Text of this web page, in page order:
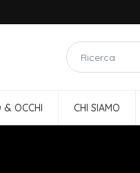
& OCCHI CHI SIAMO